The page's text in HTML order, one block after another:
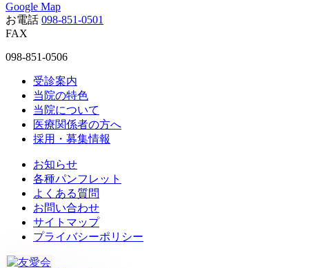
Google Map
お電話 098-851-0501
FAX
098-851-0506
受診案内
当院の特色
当院について
医療関係者の方へ
採用・募集情報
お知らせ
各種パンフレット
よくある質問
お問い合わせ
サイトマップ
プライバシーポリシー